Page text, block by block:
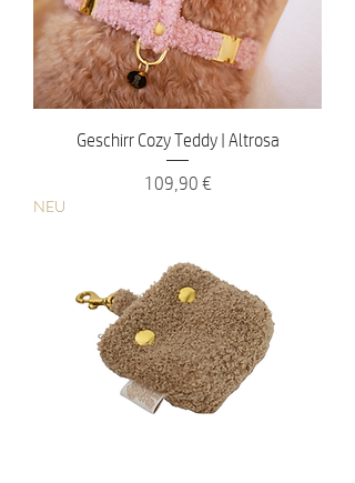
Geschirr Cozy Teddy | Altrosa
Preis
109,90 €
NEU